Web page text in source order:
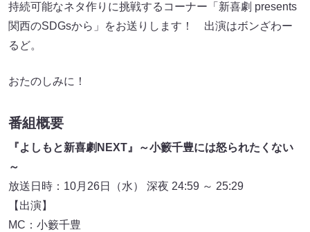
持続可能なネタ作りに挑戦するコーナー「新喜劇 presents
関西のSDGsから」をお送りします！ 出演はボンざわー
るど。
おたのしみに！
番組概要
『よしもと新喜劇NEXT』～小籔千豊には怒られたくない
～
放送日時：10月26日（水） 深夜 24:59 ～ 25:29
【出演】
MC：小籔千豊